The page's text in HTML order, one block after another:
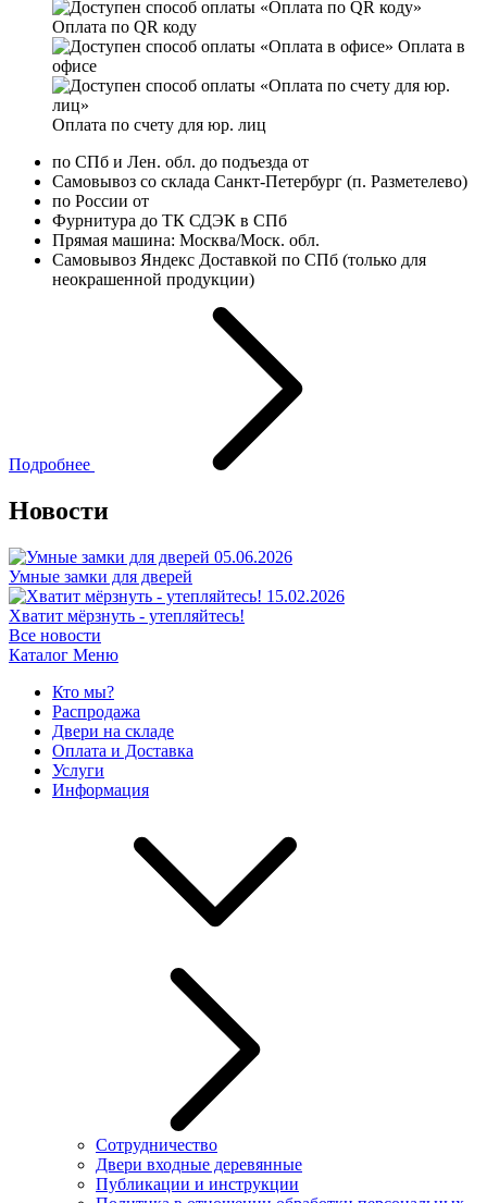
Оплата по QR коду
Оплата в
офисе
Оплата по счету для юр. лиц
по СПб и Лен. обл. до подъезда от
Самовывоз со склада Санкт-Петербург (п. Разметелево)
по России от
Фурнитура до ТК СДЭК в СПб
Прямая машина: Москва/Моск. обл.
Самовывоз Яндекс Доставкой по СПб (только для
неокрашенной продукции)
Подробнее
Новости
05.06.2026
Умные замки для дверей
15.02.2026
Хватит мёрзнуть - утепляйтесь!
Все новости
Каталог Меню
Кто мы?
Распродажа
Двери на складе
Оплата и Доставка
Услуги
Информация
Сотрудничество
Двери входные деревянные
Публикации и инструкции